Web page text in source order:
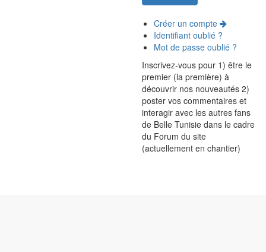
Créer un compte
Identifiant oublié ?
Mot de passe oublié ?
Inscrivez-vous pour 1) être le
premier (la première) à
découvrir nos nouveautés 2)
poster vos commentaires et
interagir avec les autres fans
de Belle Tunisie dans le cadre
du Forum du site
(actuellement en chantier)